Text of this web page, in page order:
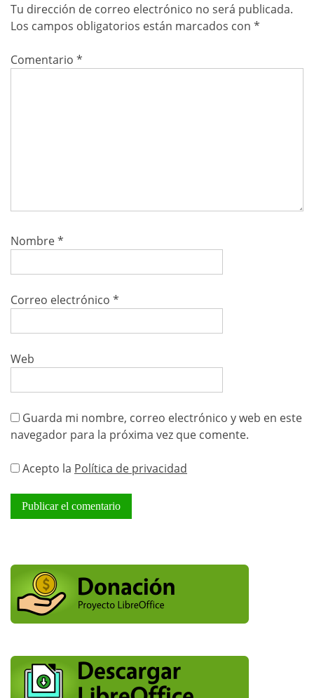
Tu dirección de correo electrónico no será publicada.
Los campos obligatorios están marcados con *
Comentario *
Nombre*
Correo electrónico *
Web
Guarda mi nombre, correo electrónico y web en este
navegador para la próxima vez que comente.
Acepto la Política de privacidad